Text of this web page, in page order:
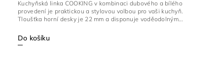
Do košíku
Kuchyňská linka COOKING v kombinaci dubového a bílého
provedení je praktickou a stylovou volbou pro vaši kuchyň.
Tloušťka horní desky je 22 mm a disponuje voděodolným...